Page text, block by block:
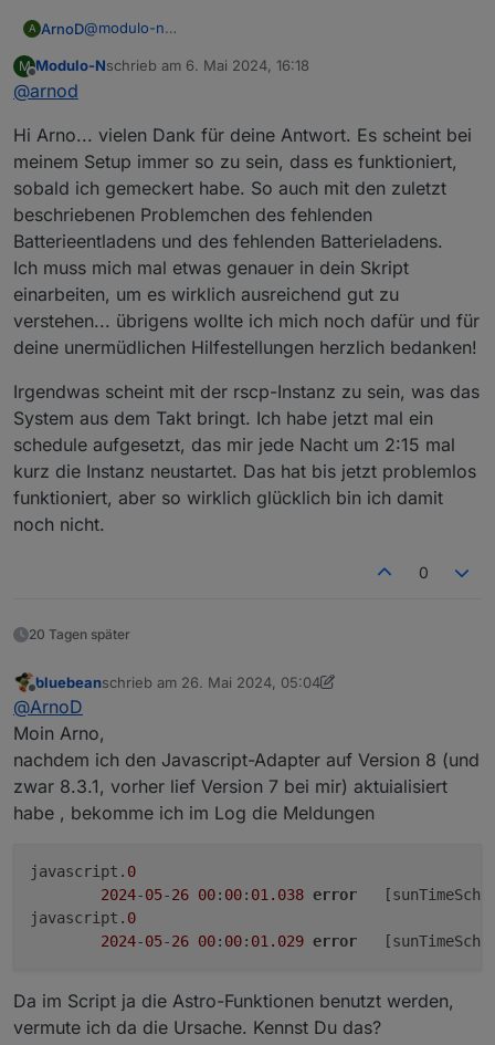
A ArnoD@modulo-n
liegt. Da hier keiner die Informationen hat, wie wenn
Batterie geladen wird, da das Script über die rscp
Instanz dein E3DC Hauskraftwerk steuert.
Dein erstes Problem war ja, dass die Batterie nicht
entladen wurde, ist das jetzt immer noch der Fall?
Dein neues Problem ist, dass bei PV-Überschuss die
Batterie nicht geladen wird.
Vermutlich liegt es an deinen Einstellungen, aber um da,
was zu sagen muss man wissen, was du eingestellt
hast.
Ein Diagramm wo man erkennen kann wie der
Tagesverlauf der PV-Leistung, Einspeiseleistung und
Batterieleistung mit Batterie SOC war, ist auch immer
hilfreich.
Wenn ich von dir z.B solche Bilder hätte:
Könnte man schon einiges mehr sagen.
M
Offline
Modulo-Nschrieb am 6. Mai 2024, 16:18
zuletzt editiert von
@arnod
Hi Arno... vielen Dank für deine Antwort. Es scheint bei
meinem Setup immer so zu sein, dass es funktioniert,
sobald ich gemeckert habe. So auch mit den zuletzt
beschriebenen Problemchen des fehlenden
Batterieentladens und des fehlenden Batterieladens.
Ich muss mich mal etwas genauer in dein Skript
einarbeiten, um es wirklich ausreichend gut zu
verstehen... übrigens wollte ich mich noch dafür und für
deine unermüdlichen Hilfestellungen herzlich bedanken!
Irgendwas scheint mit der rscp-Instanz zu sein, was das
System aus dem Takt bringt. Ich habe jetzt mal ein
schedule aufgesetzt, das mir jede Nacht um 2:15 mal
kurz die Instanz neustartet. Das hat bis jetzt problemlos
funktioniert, aber so wirklich glücklich bin ich damit
noch nicht.
0
20 Tagen später
Offline
bluebeanschrieb am 26. Mai 2024, 05:04
zuletzt editiert von bluebean
@ArnoD
Moin Arno,
nachdem ich den Javascript-Adapter auf Version 8 (und
zwar 8.3.1, vorher lief Version 7 bei mir) aktuialisiert
habe , bekomme ich im Log die Meldungen
javascript. 0
2024-05-26 00: 00: 01.038 error
javascript. 0
2024-05-26 00: 00: 01.029 error
Da im Script ja die Astro-Funktionen benutzt werden,
vermute ich da die Ursache. Kennst Du das?